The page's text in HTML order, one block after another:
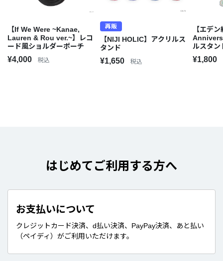
【If We Were ~Kanae,
Lauren & Rou ver.~】レコ
ード風ショルダーポーチ
¥4,000 税込
再販
【NIJI HOLIC】アクリルス
タンド
¥1,650 税込
【エデ
ルスタン
¥1,800
はじめてご利用する方へ
お支払いについて
クレジットカード決済、d払い決済、PayPay決済、あと払い
（ペイディ）がご利用いただけます。